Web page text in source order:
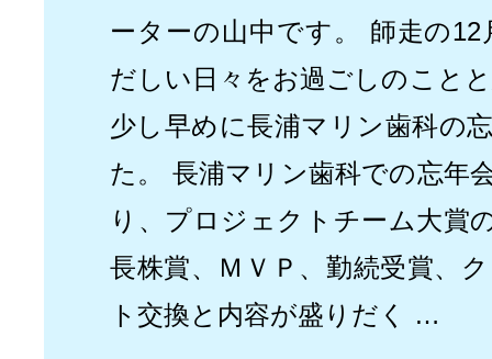
ーターの山中です。 師走の
だしい日々をお過ごしのこと
少し早めに長浦マリン歯科の
た。 長浦マリン歯科での忘年
り、プロジェクトチーム大賞
長株賞、ＭＶＰ、勤続受賞、
ト交換と内容が盛りだく …